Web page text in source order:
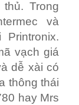
Trong
và
vạch giá
dễ xài có
thông thái
hay Mrs